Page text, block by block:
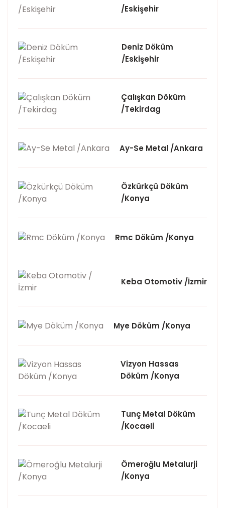
/Eskişehir
Deniz Döküm
/Eskişehir
Çalışkan Döküm
/Tekirdag
Ay-Se Metal /Ankara
Özkürkçü Döküm
/Konya
Rmc Döküm /Konya
Keba Otomotiv /İzmir
Mye Döküm /Konya
Vizyon Hassas
Döküm /Konya
Tunç Metal Döküm
/Kocaeli
Ömeroğlu Metalurji
/Konya